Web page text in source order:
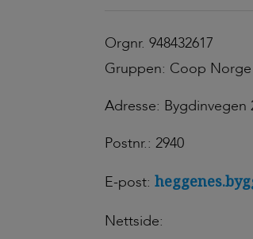
Orgnr. 948432617
Gruppen: Coop Norge
Adresse: Bygdinvegen
Postnr.: 2940
E-post:
Nettside: